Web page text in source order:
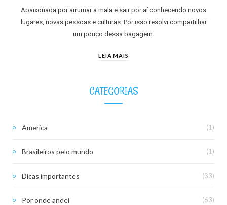
Apaixonada por arrumar a mala e sair por aí conhecendo novos
lugares, novas pessoas e culturas. Por isso resolvi compartilhar
um pouco dessa bagagem.
LEIA MAIS
CATEGORIAS
America (1)
Brasileiros pelo mundo (1)
Dicas importantes (33)
Por onde andei (63)